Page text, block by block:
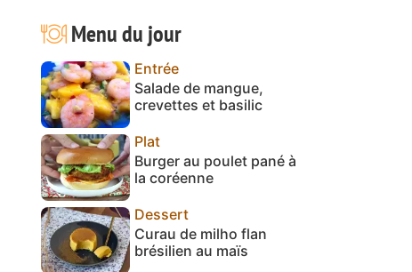
Menu du jour
Entrée
Salade de mangue,
crevettes et basilic
Plat
Burger au poulet pané à
la coréenne
Dessert
Curau de milho flan
brésilien au maïs